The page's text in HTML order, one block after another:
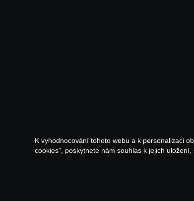
K vyhodnocování tohoto webu a k personalizaci
cookies", poskytnete nám souhlas k jejich uložení,